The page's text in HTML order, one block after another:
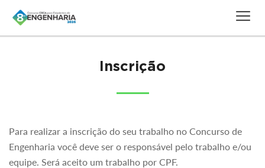
Inscrição
Para realizar a inscrição do seu trabalho no Concurso de
Engenharia você deve ser o responsável pelo trabalho e/ou
equipe. Será aceito um trabalho por CPF.